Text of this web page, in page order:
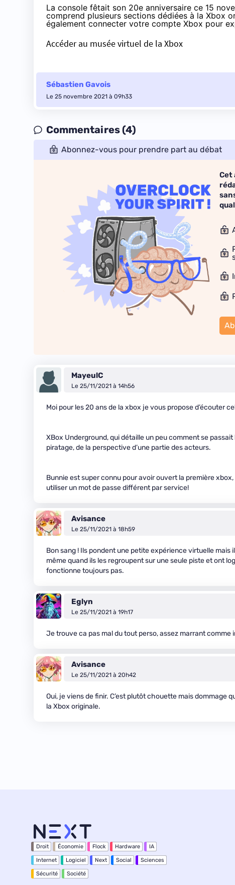
La console fêtait son 20e anniversaire ce 15
comprend plusieurs sections dédiées à la Xbox
également connecter votre compte Xbox pour
Accéder au musée virtuel de la Xbox
Sébastien Gavois
Le 25 novembre 2021 à 09h33
Commentaires (4)
Abonnez-vous pour prendre part au débat
Cet
MayeulC
Le 25/11/2021 à 14h56
Moi pour les 20 ans de la xbox je vous propose d’écouter
XBox Underground, qui détaille un peu comment se
piratage, de la perspective d’une partie des acteurs.
Bunnie est super connu pour avoir ouvert la première
utiliser un mot de passe différent par service!
Avisance
Le 25/11/2021 à 18h59
Bon sang ! Ils pondent une petite expérience virtuelle mais
même quand ils les regroupent sur une seule piste et ont
fonctionne toujours pas.
Eglyn
Le 25/11/2021 à 19h17
Je trouve ca pas mal du tout perso, assez marrant comme
Avisance
Le 25/11/2021 à 20h42
Oui, je viens de finir. C’est plutôt chouette mais dommage
la Xbox originale.
Droit Économie Flock Hardware IA
Internet Logiciel Next Social Sciences
Sécurité Société